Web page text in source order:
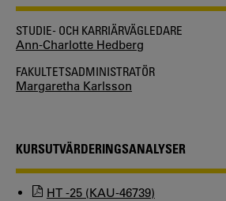
STUDIE- OCH KARRIÄRVÄGLEDARE
Ann-Charlotte Hedberg
FAKULTETSADMINISTRATÖR
Margaretha Karlsson
KURSUTVÄRDERINGSANALYSER
HT -25 (KAU-46739)